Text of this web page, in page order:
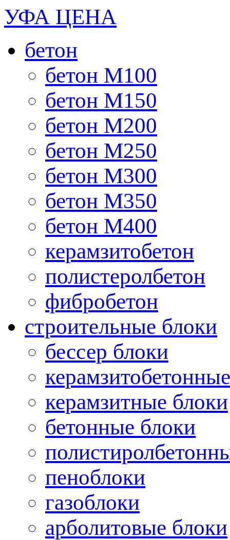
УФА ЦЕНА
бетон
бетон М100
бетон М150
бетон М200
бетон М250
бетон М300
бетон М350
бетон М400
керамзитобетон
полистеролбетон
фибробетон
строительные блоки
бессер блоки
керамзитные блоки
бетонные блоки
пеноблоки
газоблоки
арболитовые блоки